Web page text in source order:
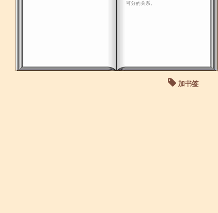
可分的关系。
加书签